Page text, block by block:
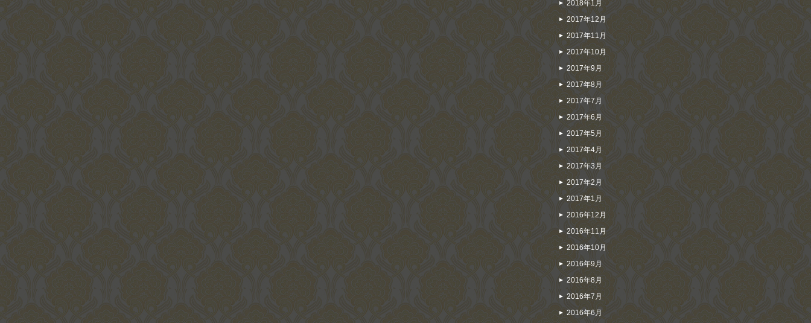
2018年1月
2017年12月
2017年11月
2017年10月
2017年9月
2017年8月
2017年7月
2017年6月
2017年5月
2017年4月
2017年3月
2017年2月
2017年1月
2016年12月
2016年11月
2016年10月
2016年9月
2016年8月
2016年7月
2016年6月